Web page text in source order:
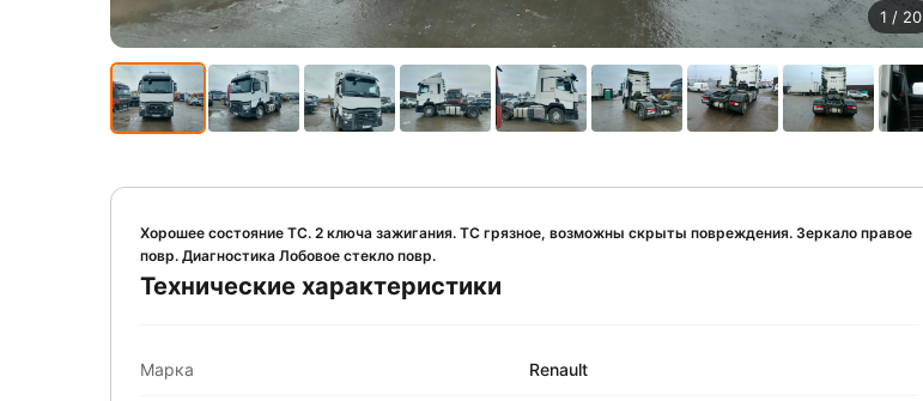
1 / 20
Хорошее состояние ТС. 2 ключа зажигания. ТС грязное, возможны скрыты повреждения. Зеркало правое
повр. Диагностика Лобовое стекло повр.
Технические характеристики
Марка Renault